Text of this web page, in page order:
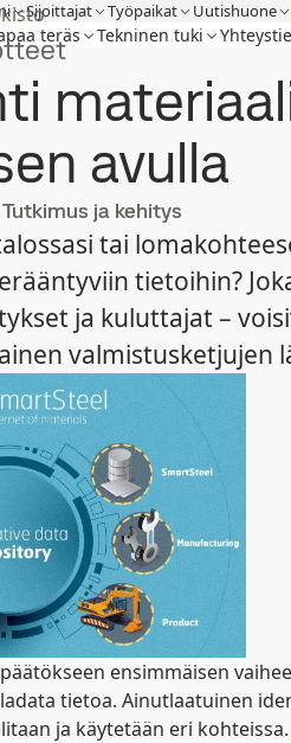
Sijoittajat Työpaikat Uutishuone
teräs Tekninen tuki
avulla
ja kehitys
tai
tietoihin?
ja kuluttajat –
valmistusketjujen
ensimmäisen
tietoa. Ainutlaatuinen
ja käytetään eri